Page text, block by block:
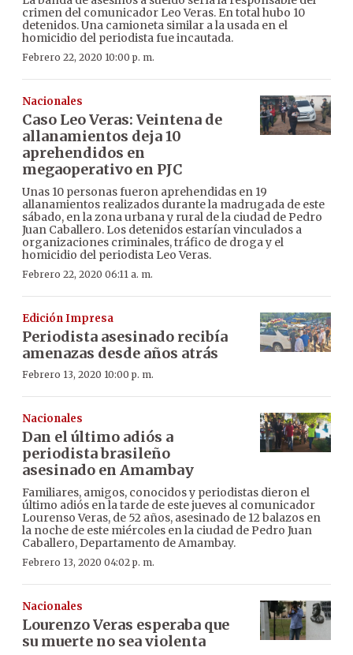
crimen del comunicador Leo Veras. En total hubo 10
detenidos. Una camioneta similar a la usada en el
homicidio del periodista fue incautada.
Febrero 22, 2020 10:00 p. m.
Nacionales
Caso Leo Veras: Veintena de
allanamientos deja 10
aprehendidos en
megaoperativo en PJC
Unas 10 personas fueron aprehendidas en 19
allanamientos realizados durante la madrugada de este
sábado, en la zona urbana y rural de la ciudad de Pedro
Juan Caballero. Los detenidos estarían vinculados a
organizaciones criminales, tráfico de droga y el
homicidio del periodista Leo Veras.
Febrero 22, 2020 06:11 a. m.
Edición Impresa
Periodista asesinado recibía
amenazas desde años atrás
Febrero 13, 2020 10:00 p. m.
Nacionales
Dan el último adiós a
periodista brasileño
asesinado en Amambay
Familiares, amigos, conocidos y periodistas dieron el
último adiós en la tarde de este jueves al comunicador
Lourenso Veras, de 52 años, asesinado de 12 balazos en
la noche de este miércoles en la ciudad de Pedro Juan
Caballero, Departamento de Amambay.
Febrero 13, 2020 04:02 p. m.
Nacionales
Lourenzo Veras esperaba que
su muerte no sea violenta